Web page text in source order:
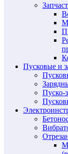
Пусковые и
Пуско-